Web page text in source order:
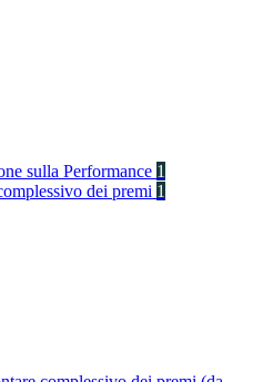
sulla Performance 1
dei premi 1